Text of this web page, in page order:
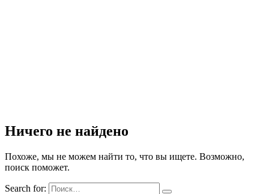
Ничего не найдено
Похоже, мы не можем найти то, что вы ищете. Возможно,
поиск поможет.
Search for: